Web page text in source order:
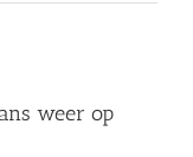
weer op